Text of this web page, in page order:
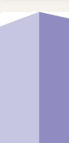
mogelijk, op een